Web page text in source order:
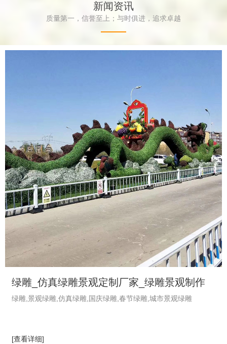
新闻资讯
质量第一，信誉至上；与时俱进，追求卓越
绿雕_仿真绿雕景观定制厂家_绿雕景观制作
_植物绿雕工艺品-绿饰界绿植厂家
绿雕,景观绿雕,仿真绿雕,国庆绿雕,春节绿雕,城市景观绿雕
[查看详细]